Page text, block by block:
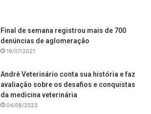
Final de semana registrou mais de 700
denúncias de aglomeração
19/07/2021
André Veterinário conta sua história e faz
avaliação sobre os desafios e conquistas
da medicina veterinária
04/08/2023